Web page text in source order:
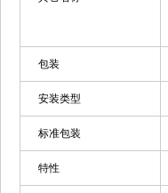
包装
安装类型
标准包装
特性